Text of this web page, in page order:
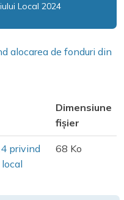
Local 2024
alocarea de fonduri din
Dimensiune
fișier
privind
68 Ko